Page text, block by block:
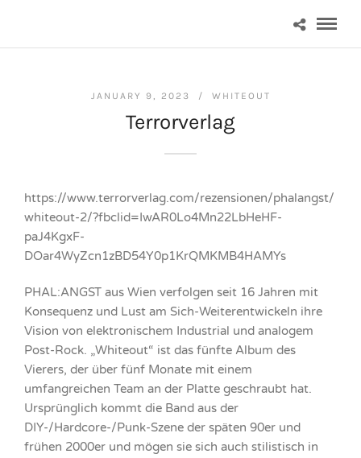
JANUARY 9, 2023 / WHITEOUT
Terrorverlag
https://www.terrorverlag.com/rezensionen/phalangst/
whiteout-2/?fbclid=IwAR0Lo4Mn22LbHeHF-
paJ4KgxF-
DOar4WyZcn1zBD54Y0p1KrQMKMB4HAMYs
PHAL:ANGST aus Wien verfolgen seit 16 Jahren mit
Konsequenz und Lust am Sich-Weiterentwickeln ihre
Vision von elektronischem Industrial und analogem
Post-Rock. „Whiteout“ ist das fünfte Album des
Vierers, der über fünf Monate mit einem
umfangreichen Team an der Platte geschraubt hat.
Ursprünglich kommt die Band aus der
DIY-/Hardcore-/Punk-Szene der späten 90er und
frühen 2000er und mögen sie sich auch stilistisch in